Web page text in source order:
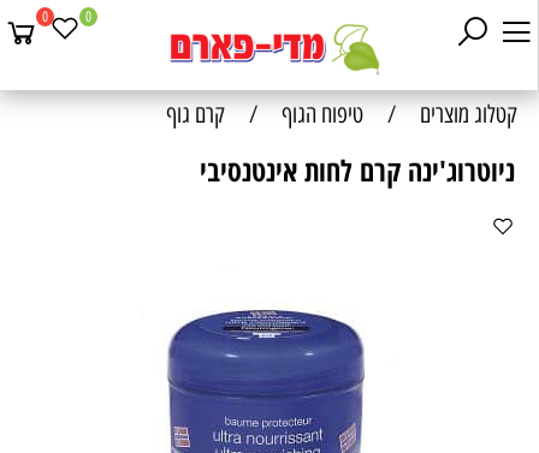
0 0
קטלוג מוצרים / טיפוח הגוף / קרם גוף
ניוטרוג'ינה קרם לחות אינטנסיבי